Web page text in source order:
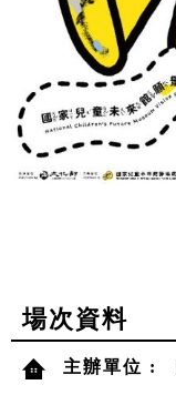
場次資料
主辦單位 :